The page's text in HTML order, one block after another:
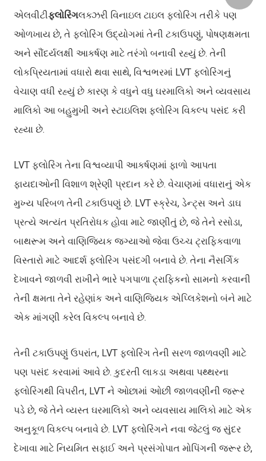
એલવીટીફ્લોરિંગલક્ઝરી વિનાઇલ ટાઇલ ફ્લોરિંગ તરીકે પણ
ઓળખાય છે, તે ફ્લોરિંગ ઉદ્યોગમાં તેની ટકાઉપણું, પોષણક્ષમતા
અને સૌંદર્યલક્ષી આકર્ષણ માટે તરંગો બનાવી રહ્યું છે. તેની
લોકપ્રિયતામાં વધારો થવા સાથે, વિશ્વભરમાં LVT ફ્લોરિંગનું
વેચાણ વધી રહ્યું છે કારણ કે વધુને વધુ ઘરમાલિકો અને વ્યવસાય
માલિકો આ બહુમુખી અને સ્ટાઇલિશ ફ્લોરિંગ વિકલ્પ પસંદ કરી
રહ્યા છે.
LVT ફ્લોરિંગ તેના વિશ્વવ્યાપી આકર્ષણમાં ફાળો આપતા
ફાયદાઓની વિશાળ શ્રેણી પ્રદાન કરે છે. વેચાણમાં વધારાનું એક
મુખ્ય પરિબળ તેની ટકાઉપણું છે. LVT સ્ક્રેચ, ડેન્ટ્સ અને ડાઘ
પ્રત્યે અત્યંત પ્રતિરોધક હોવા માટે જાણીતું છે, જે તેને રસોડા,
બાથરૂમ અને વાણિજ્યિક જગ્યાઓ જેવા ઉચ્ચ ટ્રાફિકવાળા
વિસ્તારો માટે આદર્શ ફ્લોરિંગ પસંદગી બનાવે છે. તેના નૈસર્ગિક
દેખાવને જાળવી રાખીને ભારે પગપાળા ટ્રાફિકનો સામનો કરવાની
તેની ક્ષમતા તેને રહેણાંક અને વાણિજ્યિક એપ્લિકેશનો બંને માટે
એક માંગણી કરેલ વિકલ્પ બનાવે છે.
તેની ટકાઉપણું ઉપરાંત, LVT ફ્લોરિંગ તેની સરળ જાળવણી માટે
પણ પસંદ કરવામાં આવે છે. કુદરતી લાકડા અથવા પથ્થરના
ફ્લોરિંગથી વિપરીત, LVT ને ઓછામાં ઓછી જાળવણીની જરૂર
પડે છે, જે તેને વ્યસ્ત ઘરમાલિકો અને વ્યવસાય માલિકો માટે એક
અનુકૂળ વિકલ્પ બનાવે છે. LVT ફ્લોરિંગને નવા જેટલું જ સુંદર
દેખાવા માટે નિયમિત સફાઈ અને પ્રસંગોપાત મોપિંગની જરૂર છે,